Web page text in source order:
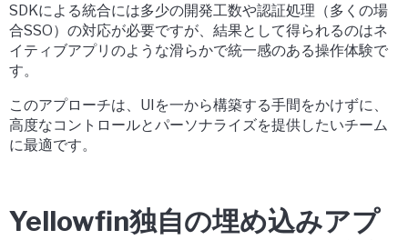
SDKによる統合には多少の開発工数や認証処理（多くの場
合SSO）の対応が必要ですが、結果として得られるのはネ
イティブアプリのような滑らかで統一感のある操作体験で
す。
このアプローチは、 UIを一から構築する手間をかけずに、
高度なコントロールとパーソナライズを提供したいチーム
に最適です。
Yellowfin独自の埋め込みアプ